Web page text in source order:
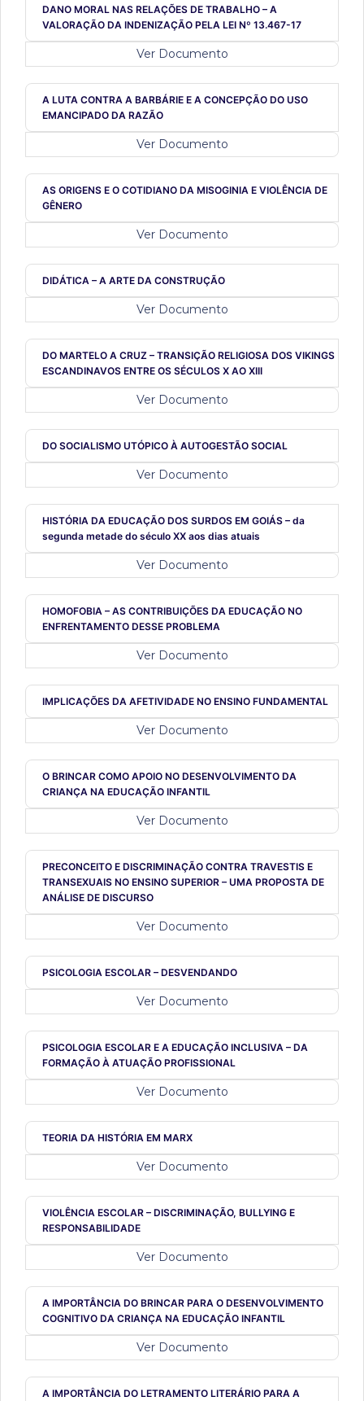
DANO MORAL NAS RELAÇÕES DE TRABALHO – A
VALORAÇÃO DA INDENIZAÇÃO PELA LEI Nº 13.467-17
Ver Documento
A LUTA CONTRA A BARBÁRIE E A CONCEPÇÃO DO USO
EMANCIPADO DA RAZÃO
Ver Documento
AS ORIGENS E O COTIDIANO DA MISOGINIA E VIOLÊNCIA DE
GÊNERO
Ver Documento
DIDÁTICA – A ARTE DA CONSTRUÇÃO
Ver Documento
DO MARTELO A CRUZ – TRANSIÇÃO RELIGIOSA DOS VIKINGS
ESCANDINAVOS ENTRE OS SÉCULOS X AO XIII
Ver Documento
DO SOCIALISMO UTÓPICO À AUTOGESTÃO SOCIAL
Ver Documento
HISTÓRIA DA EDUCAÇÃO DOS SURDOS EM GOIÁS – da
segunda metade do século XX aos dias atuais
Ver Documento
HOMOFOBIA – AS CONTRIBUIÇÕES DA EDUCAÇÃO NO
ENFRENTAMENTO DESSE PROBLEMA
Ver Documento
IMPLICAÇÕES DA AFETIVIDADE NO ENSINO FUNDAMENTAL
Ver Documento
O BRINCAR COMO APOIO NO DESENVOLVIMENTO DA
CRIANÇA NA EDUCAÇÃO INFANTIL
Ver Documento
PRECONCEITO E DISCRIMINAÇÃO CONTRA TRAVESTIS E
TRANSEXUAIS NO ENSINO SUPERIOR – UMA PROPOSTA DE
ANÁLISE DE DISCURSO
Ver Documento
PSICOLOGIA ESCOLAR – DESVENDANDO
Ver Documento
PSICOLOGIA ESCOLAR E A EDUCAÇÃO INCLUSIVA – DA
FORMAÇÃO À ATUAÇÃO PROFISSIONAL
Ver Documento
TEORIA DA HISTÓRIA EM MARX
Ver Documento
VIOLÊNCIA ESCOLAR – DISCRIMINAÇÃO, BULLYING E
RESPONSABILIDADE
Ver Documento
A IMPORTÂNCIA DO BRINCAR PARA O DESENVOLVIMENTO
COGNITIVO DA CRIANÇA NA EDUCAÇÃO INFANTIL
Ver Documento
A IMPORTÂNCIA DO LETRAMENTO LITERÁRIO PARA A